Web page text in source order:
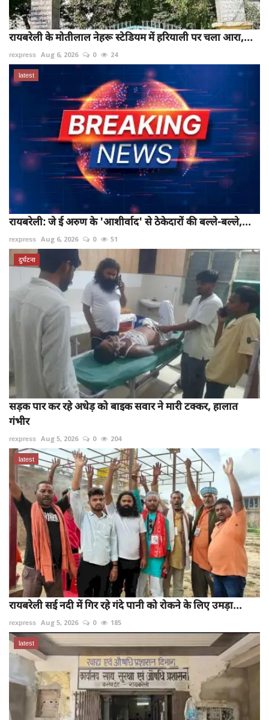
रायबरेली के मोतीलाल नेहरू स्टेडियम में हरियाली पर चला आरा,...
rexpress Aug 6, 2026 0 24
latest
रायबरेली: जे ई अरुण के 'आशीर्वाद' से ठेकेदारों की बल्ले-बल्ले,...
rexpress Aug 6, 2026 0 51
दुर्घटना
सड़क पार कर रहे अधेड़ को बाइक सवार ने मारी टक्कर, हालात
गंभीर
rexpress Aug 5, 2026 0 204
latest
रायबरेली सई नदी में गिर रहे गंदे पानी को रोकने के लिए उमड़ा...
rexpress Aug 5, 2026 0 185
latest